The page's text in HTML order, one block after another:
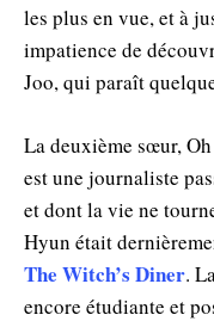
les plus en vue, et à
impatience de
Joo, qui paraît
La deuxième sœur,
est une journaliste
et dont la vie ne
Hyun était
The Witch’s Diner.
encore étudiante et